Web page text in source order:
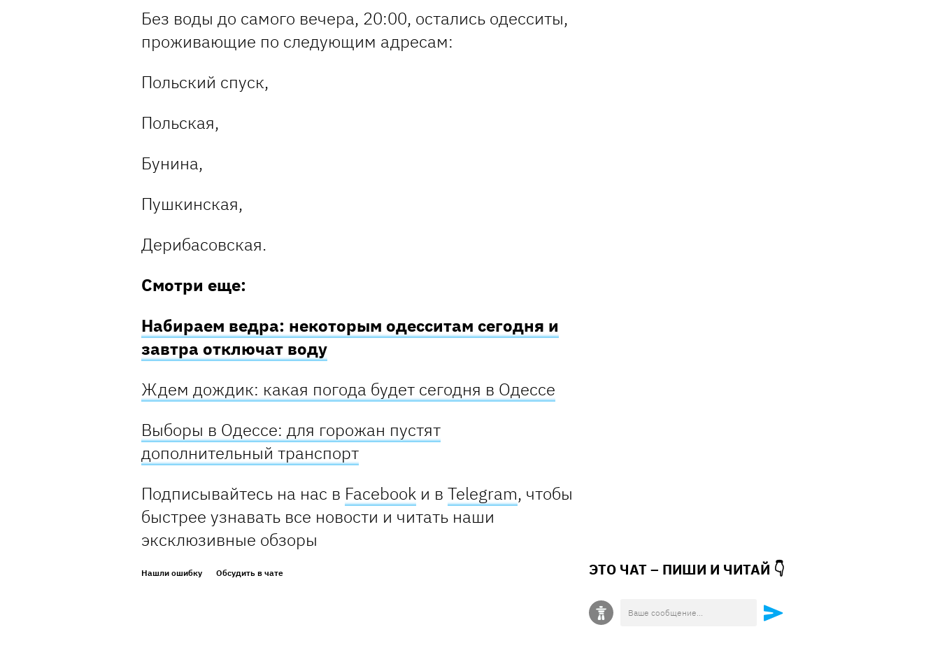
Без воды до самого вечера, 20:00, остались одесситы,
проживающие по следующим адресам:
Польский спуск,
Польская,
Бунина,
Пушкинская,
Дерибасовская.
Смотри еще:
Набираем ведра: некоторым одесситам сегодня и
завтра отключат воду
Ждем дождик: какая погода будет сегодня в Одессе
Выборы в Одессе: для горожан пустят
дополнительный транспорт
Подписывайтесь на нас в Facebook и в Telegram, чтобы
быстрее узнавать все новости и читать наши
эксклюзивные обзоры
Нашли ошибку Обсудить в чате ЭТО ЧАТ – ПИШИ И ЧИТАЙ 👇